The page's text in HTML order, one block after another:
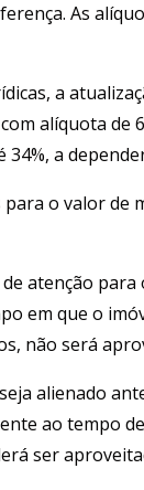
As
a
com alíquota de
34%, a
o valor de
atenção
em que o
não será
alienado
ao tempo
ser